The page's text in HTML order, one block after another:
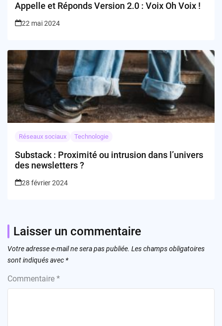
Appelle et Réponds Version 2.0 : Voix Oh Voix !
22 mai 2024
Réseaux sociaux Technologie
Substack : Proximité ou intrusion dans l’univers
des newsletters ?
28 février 2024
Laisser un commentaire
Votre adresse e-mail ne sera pas publiée. Les champs obligatoires
sont indiqués avec *
Commentaire *